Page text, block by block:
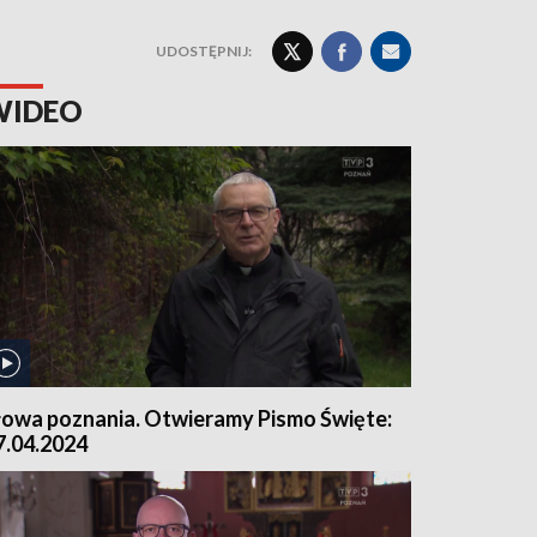
UDOSTĘPNIJ:
poznania. Otwieramy Pismo Święte: